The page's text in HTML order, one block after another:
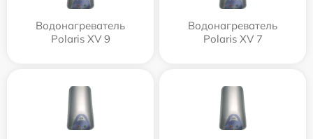
Водонагреватель
Polaris XV 9
Водонагреватель
Polaris XV 7